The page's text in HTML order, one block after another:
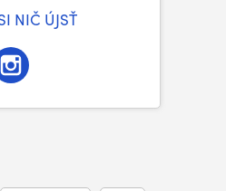
NIČ ÚJSŤ